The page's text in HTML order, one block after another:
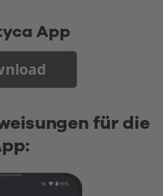
App
für die